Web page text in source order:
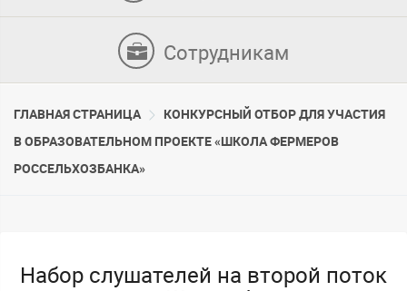
Сотрудникам
ГЛАВНАЯ СТРАНИЦА
КОНКУРСНЫЙ ОТБОР ДЛЯ УЧАСТИЯ
В ОБРАЗОВАТЕЛЬНОМ ПРОЕКТЕ «ШКОЛА ФЕРМЕРОВ
РОССЕЛЬХОЗБАНКА»
Набор слушателей на второй поток